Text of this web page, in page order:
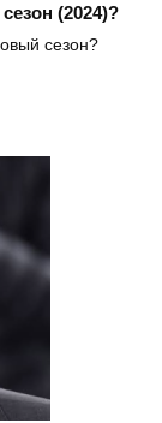
(2024)?
сезон?